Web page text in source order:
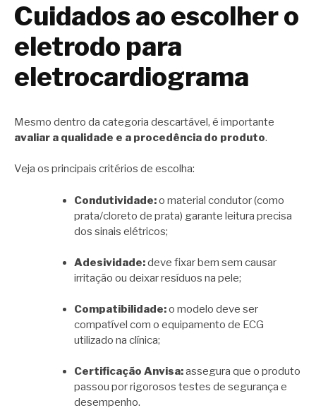
Cuidados ao escolher o
eletrodo para
eletrocardiograma
Mesmo dentro da categoria descartável, é importante
avaliar a qualidade e a procedência do produto.
Veja os principais critérios de escolha:
Condutividade:o material condutor (como
prata/cloreto de prata) garante leitura precisa
dos sinais elétricos;
Adesividade:deve fixar bem sem causar
irritação ou deixar resíduos na pele;
Compatibilidade:o modelo deve ser
compatível com o equipamento de ECG
utilizado na clínica;
Certificação Anvisa:assegura que o produto
passou por rigorosos testes de segurança e
desempenho.